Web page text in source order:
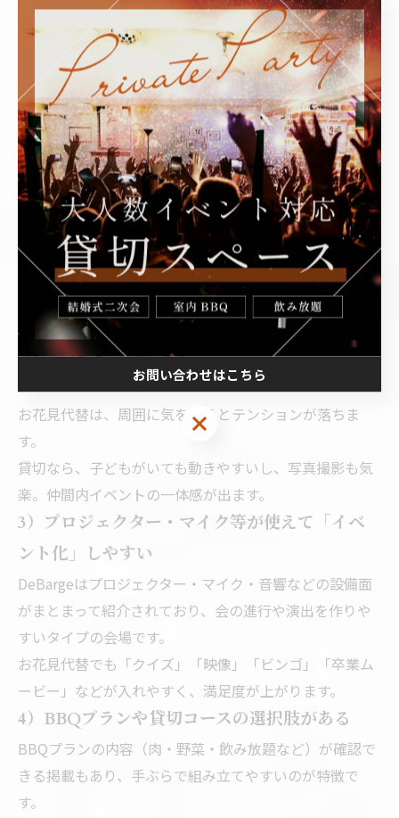
おすすめ会場：渋谷で雨でも手ぶら室
内BBQができる「DeBarge（デバー
ジ）」
ここからは、雨のお花見代替として“勝ちにいける”会
場、渋谷DeBarge（デバージ）を紹介します。
ポイントは、室内BBQ×貸切×手ぶら×大人数対応をま
とめて叶えやすいこと。
1）室内BBQだから、雨・寒さ・花粉の不安が
減る
「雨でも開催できる」が最大の強み。
実際、雨の日のBBQ代替としての文脈で室内BBQが紹介
されている記事もあります。
2）貸切で“自分たちだけの空間”が作れる
お花見代替は、周囲に気を遣うとテンションが落ちま
す。
貸切なら、子どもがいても動きやすいし、写真撮影も気
楽。仲間内イベントの一体感が出ます。
3）プロジェクター・マイク等が使えて「イベ
ント化」しやすい
DeBargeはプロジェクター・マイク・音響などの設備面
がまとまって紹介されており、会の進行や演出を作りや
すいタイプの会場です。
お花見代替でも「クイズ」「映像」「ビンゴ」「卒業ム
ービー」などが入れやすく、満足度が上がります。
4）BBQプランや貸切コースの選択肢がある
BBQプランの内容（肉・野菜・飲み放題など）が確認で
きる掲載もあり、手ぶらで組み立てやすいのが特徴で
す。
お問い合わせはこちら